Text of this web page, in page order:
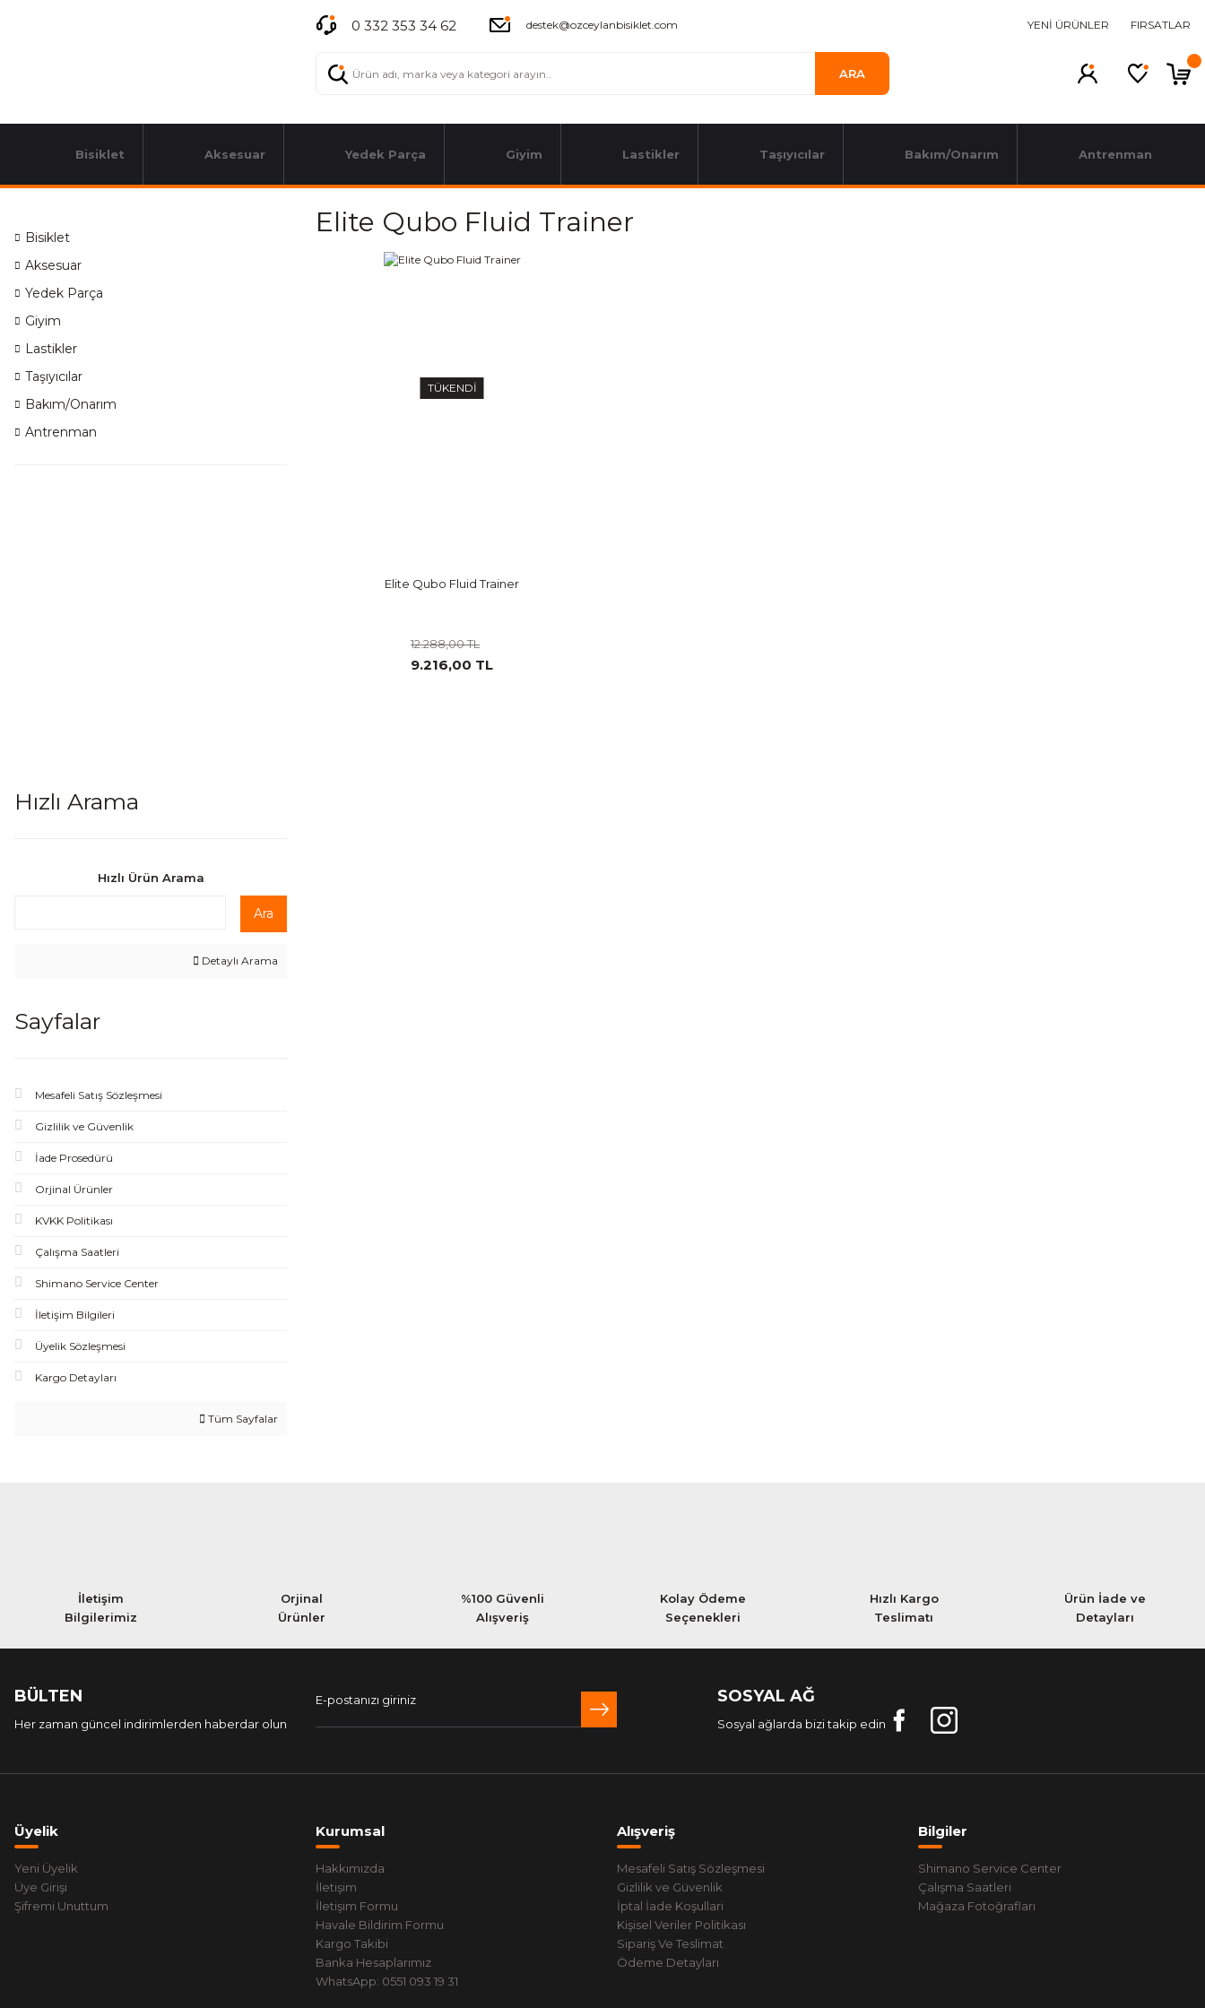
0 332 353 34 62 destek@ozceylanbisiklet.com YENİ ÜRÜNLER FIRSATLAR
ARA
Bisiklet Aksesuar Yedek Parça Giyim Lastikler Taşıyıcılar Bakım/Onarım Antrenman
Bisiklet
Aksesuar
Yedek Parça
Giyim
Lastikler
Taşıyıcılar
Bakım/Onarım
Antrenman
Hızlı Arama
Hızlı Ürün Arama
Ara
Detaylı Arama
Sayfalar
Mesafeli Satış Sözleşmesi
Gizlilik ve Güvenlik
İade Prosedürü
Orjinal Ürünler
KVKK Politikası
Çalışma Saatleri
Shimano Service Center
İletişim Bilgileri
Üyelik Sözleşmesi
Kargo Detayları
Tüm Sayfalar
Elite Qubo Fluid Trainer
TÜKENDİ
Elite Qubo Fluid Trainer
12.288,00 TL
9.216,00 TL
İletişim
Bilgilerimiz
Orjinal
Ürünler
%100 Güvenli
Alışveriş
Kolay Ödeme
Seçenekleri
Hızlı Kargo
Teslimatı
Ürün İade ve
Detayları
BÜLTEN
Her zaman güncel indirimlerden haberdar olun
SOSYAL AĞ
Sosyal ağlarda bizi takip edin
Üyelik
Yeni Üyelik
Üye Girişi
Şifremi Unuttum
Kurumsal
Hakkımızda
İletişim
İletişim Formu
Havale Bildirim Formu
Kargo Takibi
Banka Hesaplarımız
WhatsApp: 0551 093 19 31
Alışveriş
Mesafeli Satış Sözleşmesi
Gizlilik ve Güvenlik
İptal İade Koşullari
Kişisel Veriler Politikası
Sipariş Ve Teslimat
Ödeme Detayları
Bilgiler
Shimano Service Center
Çalışma Saatleri
Mağaza Fotoğrafları